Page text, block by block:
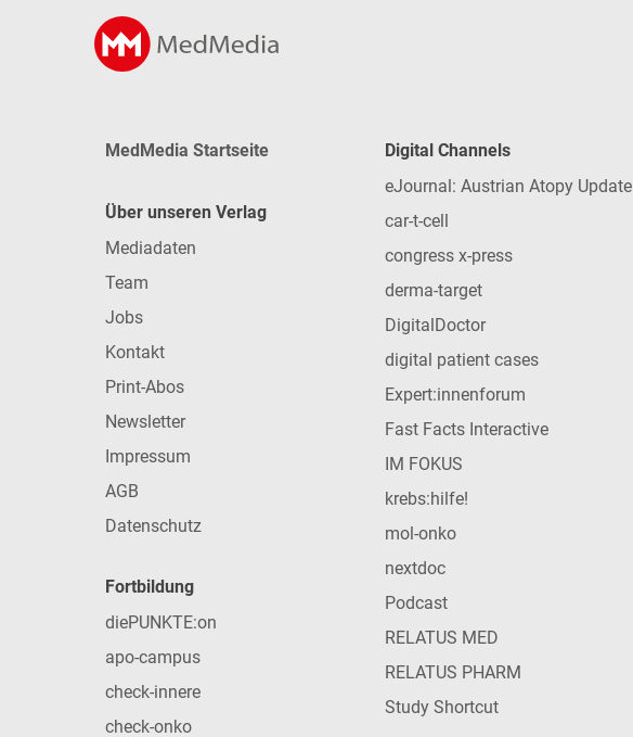
MedMedia Startseite
Über unseren Verlag
Mediadaten
Team
Jobs
Kontakt
Print-Abos
Newsletter
Impressum
AGB
Datenschutz
Fortbildung
diePUNKTE:on
apo-campus
check-innere
check-onko
Digital Channels
eJournal: Austrian Atopy Update
car-t-cell
congress x-press
derma-target
DigitalDoctor
digital patient cases
Expert:innenforum
Fast Facts Interactive
IM FOKUS
krebs:hilfe!
mol-onko
nextdoc
Podcast
RELATUS MED
RELATUS PHARM
Study Shortcut